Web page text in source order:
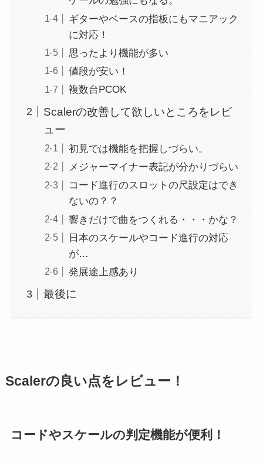
ギターやベースの指板にもマニアック
に対応！
思ったより機能が多い
値段が安い！
複数台PCOK
Scalerの改善して欲しいところをレビ
ュー
初見では機能を把握しづらい。
メジャーマイナー表記が分かりづらい
コード進行のスロットの尺設定はでき
ないの？？
響きだけで曲をつくれる・・・かな？
日本のスケールやコード進行の対応
が…
発展途上感あり
最後に
Scalerの良い点をレビュー！
コードやスケールの判定機能が便利！